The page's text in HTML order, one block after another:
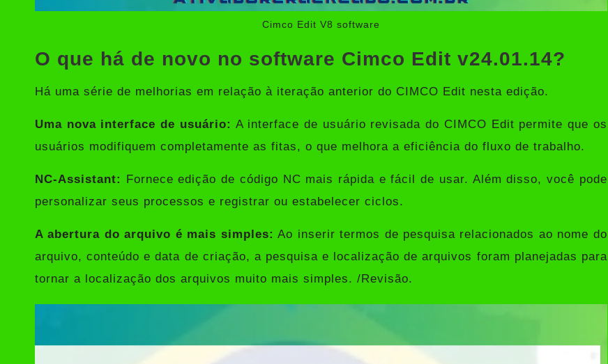
Cimco Edit V8 software
O que há de novo no software Cimco Edit v24.01.14?
Há uma série de melhorias em relação à iteração anterior do CIMCO Edit nesta edição.
Uma nova interface de usuário: A interface de usuário revisada do CIMCO Edit permite que os
usuários modifiquem completamente as fitas, o que melhora a eficiência do fluxo de trabalho.
NC-Assistant:
Fornece edição de código NC mais rápida e fácil de usar. Além disso, você pode
personalizar seus processos e registrar ou estabelecer ciclos.
A abertura do arquivo é mais simples: Ao inserir termos de pesquisa relacionados ao nome do
arquivo, conteúdo e data de criação, a pesquisa e localização de arquivos foram planejadas para
tornar a localização dos arquivos muito mais simples. /Revisão.